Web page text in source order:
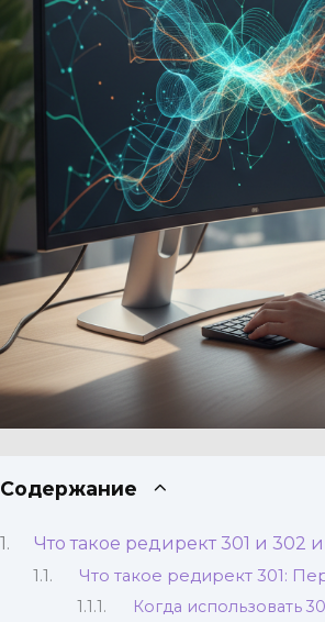
Содержание
Что такое редирект 301 и 302
Что такое редирект 301:
Когда использовать